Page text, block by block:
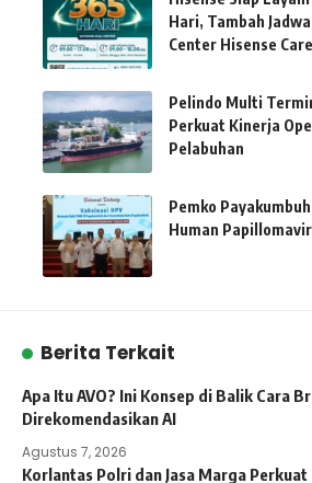
Hari, Tambah
Center Hisense Care
Pelindo Multi
Perkuat Kinerja
Pelabuhan
Pemko
Human
Berita Terkait
Apa Itu AVO? Ini Konsep di Balik Cara
Direkomendasikan AI
Agustus 7, 2026
Korlantas Polri dan Jasa Marga Perkuat